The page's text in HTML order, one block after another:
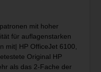
mit hoher
für auflagenstarken
mit| HP OfficeJet 6100,
Original HP
als das 2-Fache der